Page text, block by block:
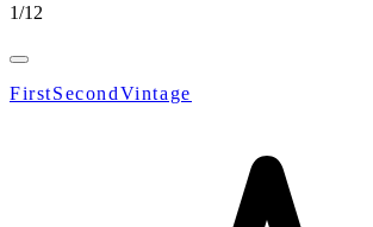
1/12
FirstSecondVintage